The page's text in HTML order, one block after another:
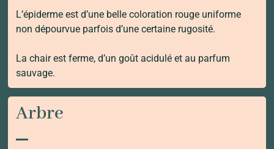
L’épiderme est d’une belle coloration rouge uniforme
non dépourvue parfois d’une certaine rugosité.
La chair est ferme, d’un goût acidulé et au parfum
sauvage.
Arbre